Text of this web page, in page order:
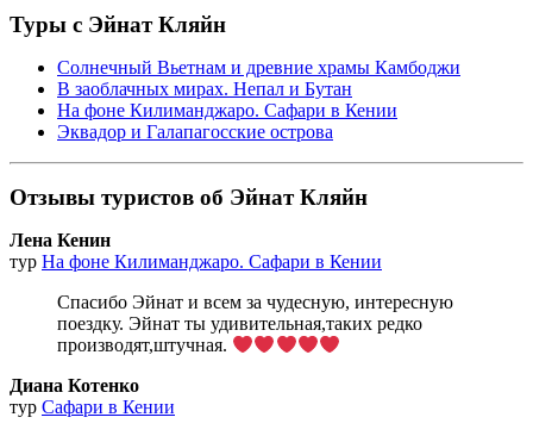
Туры с Эйнат Кляйн
Солнечный Вьетнам и древние храмы Камбоджи
В заоблачных мирах. Непал и Бутан
На фоне Килиманджаро. Сафари в Кении
Эквадор и Галапагосские острова
Отзывы туристов об Эйнат Кляйн
Лена Кенин
тур На фоне Килиманджаро. Сафари в Кении
Спасибо Эйнат и всем за чудесную, интересную
поездку. Эйнат ты удивительная,таких редко
производят,штучная.
Диана Котенко
тур Сафари в Кении